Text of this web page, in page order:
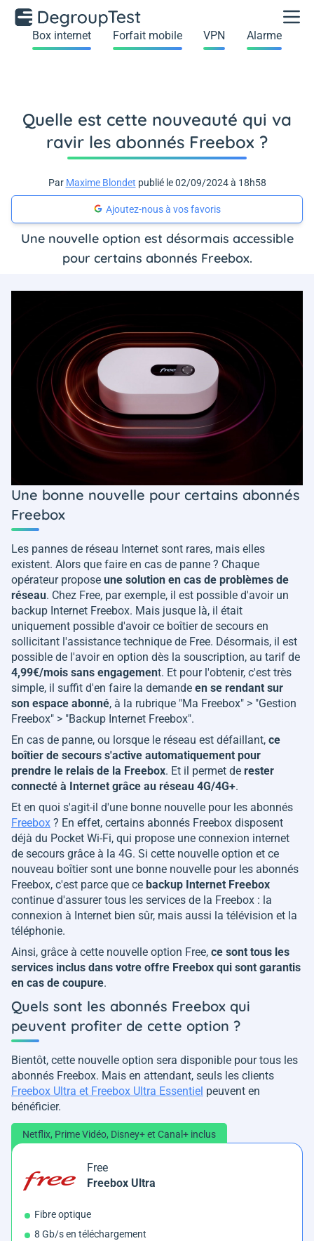
Box internet Forfait mobile VPN Alarme
Quelle est cette nouveauté qui va
ravir les abonnés Freebox ?
Par Maxime Blondet publié le 02/09/2024 à 18h58
Ajoutez-nous à vos favoris
Une nouvelle option est désormais accessible
pour certains abonnés Freebox.
Une bonne nouvelle pour certains abonnés
Freebox
Les pannes de réseau Internet sont rares, mais elles
existent. Alors que faire en cas de panne ? Chaque
opérateur propose une solution en cas de problèmes de
réseau. Chez Free, par exemple, il est possible d'avoir un
backup Internet Freebox. Mais jusque là, il était
uniquement possible d'avoir ce boîtier de secours en
sollicitant l'assistance technique de Free. Désormais, il est
possible de l'avoir en option dès la souscription, au tarif de
4,99€/mois sans engagement. Et pour l'obtenir, c'est très
simple, il suffit d'en faire la demande en se rendant sur
son espace abonné, à la rubrique "Ma Freebox" > "Gestion
Freebox" > "Backup Internet Freebox".
En cas de panne, ou lorsque le réseau est défaillant, ce
boîtier de secours s'active automatiquement pour
prendre le relais de la Freebox. Et il permet de rester
connecté à Internet grâce au réseau 4G/4G+.
Et en quoi s'agit-il d'une bonne nouvelle pour les abonnés
Freebox ? En effet, certains abonnés Freebox disposent
déjà du Pocket Wi-Fi, qui propose une connexion internet
de secours grâce à la 4G. Si cette nouvelle option et ce
nouveau boîtier sont une bonne nouvelle pour les abonnés
Freebox, c'est parce que ce backup Internet Freebox
continue d'assurer tous les services de la Freebox : la
connexion à Internet bien sûr, mais aussi la télévision et la
téléphonie.
Ainsi, grâce à cette nouvelle option Free, ce sont tous les
services inclus dans votre offre Freebox qui sont garantis
en cas de coupure.
Quels sont les abonnés Freebox qui
peuvent profiter de cette option ?
Bientôt, cette nouvelle option sera disponible pour tous les
abonnés Freebox. Mais en attendant, seuls les clients
Freebox Ultra et Freebox Ultra Essentiel peuvent en
bénéficier.
Netflix, Prime Vidéo, Disney+ et Canal+ inclus
Free
Freebox Ultra
Fibre optique
8 Gb/s en téléchargement